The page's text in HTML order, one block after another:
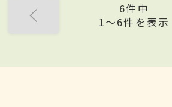
6件中
1〜6件を表示